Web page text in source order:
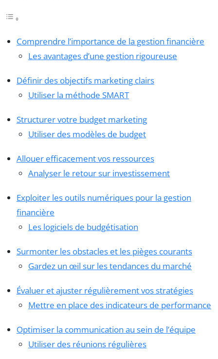
Comprendre l’importance de la gestion financière
Les avantages d’une gestion rigoureuse
Définir des objectifs marketing clairs
Utiliser la méthode SMART
Structurer votre budget marketing
Utiliser des modèles de budget
Allouer efficacement vos ressources
Analyser le retour sur investissement
Exploiter les outils numériques pour la gestion
financière
Les logiciels de budgétisation
Surmonter les obstacles et les pièges courants
Gardez un œil sur les tendances du marché
Évaluer et ajuster régulièrement vos stratégies
Mettre en place des indicateurs de performance
Optimiser la communication au sein de l’équipe
Utiliser des réunions régulières